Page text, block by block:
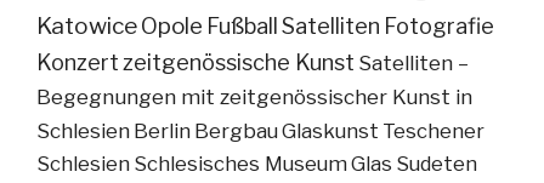
KatowiceOpole FußballSatelliten Fotografie
Konzertzeitgenössische Kunst Satelliten –
Begegnungen mit zeitgenössischer Kunst in
Schlesien Berlin BergbauGlaskunst Teschener
Schlesien Schlesisches MuseumGlas Sudeten